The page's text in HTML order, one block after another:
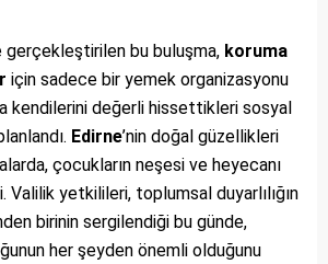
gerçekleştirilen bu buluşma, koruma
için sadece bir yemek organizasyonu
kendilerini değerli hissettikleri sosyal
Edirne’nin doğal güzellikleri
çocukların neşesi ve heyecanı
Valilik yetkilileri, toplumsal duyarlılığın
birinin sergilendiği bu günde,
her şeyden önemli olduğunu